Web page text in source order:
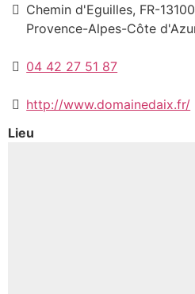
Chemin d'Eguilles, FR-
Provence-Alpes-Côte
04 42 27 51 87
http://www.domainedaix.fr/
Lieu